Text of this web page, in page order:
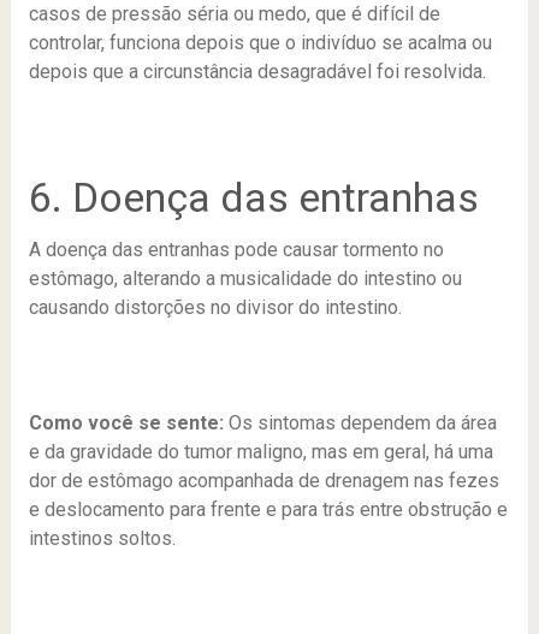
casos de pressão séria ou medo, que é difícil de
controlar, funciona depois que o indivíduo se acalma ou
depois que a circunstância desagradável foi resolvida.
6. Doença das entranhas
A doença das entranhas pode causar tormento no
estômago, alterando a musicalidade do intestino ou
causando distorções no divisor do intestino.
Como você se sente: Os sintomas dependem da área
e da gravidade do tumor maligno, mas em geral, há uma
dor de estômago acompanhada de drenagem nas fezes
e deslocamento para frente e para trás entre obstrução e
intestinos soltos.